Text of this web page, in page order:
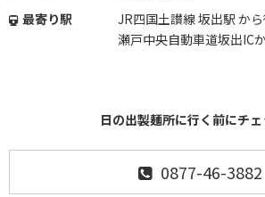
最寄り駅
JR四国土讃線 坂出駅 か
瀬戸中央自動車道坂出IC
日の出製麺所に行く前にチェ
0877-46-3882